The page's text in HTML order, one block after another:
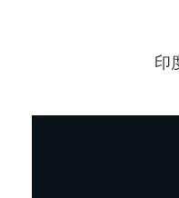
印